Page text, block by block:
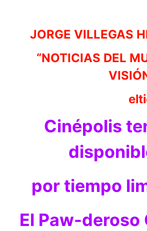
JORGE VILLEGAS
“NOTICIAS DEL
Cinépolis
por tiempo
El Paw-deroso